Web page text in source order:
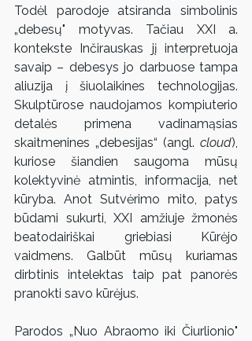
Todėl parodoje atsiranda simbolinis
„debesų" motyvas. Tačiau XXI a.
kontekste Inčirauskas jį interpretuoja
savaip – debesys jo darbuose tampa
aliuzija į šiuolaikines technologijas.
Skulptūrose naudojamos kompiuterio
detalės primena vadinamąsias
skaitmenines „debesijas“ (angl. cloud),
kuriose šiandien saugoma mūsų
kolektyvinė atmintis, informacija, net
kūryba. Anot Sutvėrimo mito, patys
būdami sukurti, XXI amžiuje žmonės
beatodairiškai griebiasi Kūrėjo
vaidmens. Galbūt mūsų kuriamas
dirbtinis intelektas taip pat panorės
pranokti savo kūrėjus.
Parodos „Nuo Abraomo iki Čiurlionio"